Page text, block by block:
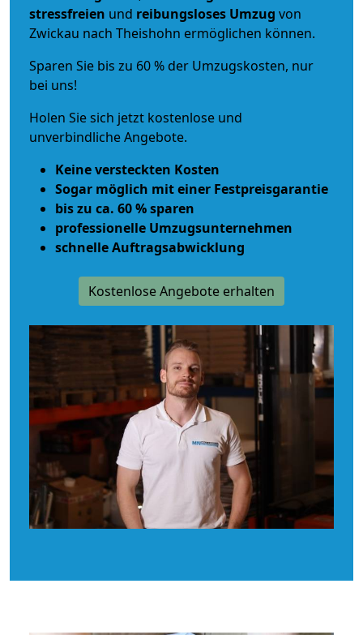
stressfreien und reibungsloses Umzug von
Zwickau nach Theishohn ermöglichen können.
Sparen Sie bis zu 60 % der Umzugskosten, nur
bei uns!
Holen Sie sich jetzt kostenlose und
unverbindliche Angebote.
Keine versteckten Kosten
Sogar möglich mit einer Festpreisgarantie
bis zu ca. 60 % sparen
professionelle Umzugsunternehmen
schnelle Auftragsabwicklung
Kostenlose Angebote erhalten